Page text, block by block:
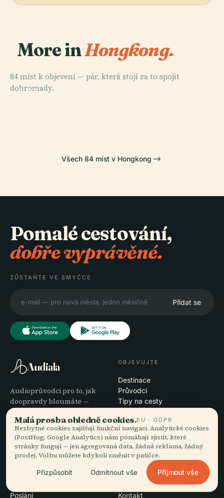
More inHongkong.
84 míst k objevení — pár, která stojí za to spojit
dohromady.
PLACE
PLACE
PLACE
Všech 84 míst v Hongkong
Pomalé cestování,
dobře vyprávěné.
ZŮSTAŇTE VE SMYČCE
Přidat se
Audiala
Audioprůvodci pro to, jak
doopravdy bloumáte —
poctivě zdrojováno,
namluveno pro ulici,
staženo na jeden zátah.
OBJEVUJTE
Destinace
Průvodci
Tipy na cesty
Stáhnout
SPOLEČNOST
Poslání
NÁPOVĚDA
Podpora
Řešení potíží s aplikací
Kontakt
Malá prosba ohledně cookies.EU · GDPR
Nezbytné cookies zajišťují funkční navigaci. Analytické cookies
(PostHog, Google Analytics) nám pomáhají zjistit, které
stránky fungují — jen agregovaná data, žádná reklama, žádný
prodej. Volbu můžete kdykoli změnit v patičce.
Přizpůsobit Odmítnout vše Přijmout vše